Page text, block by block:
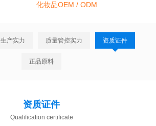
化妆品OEM / ODM
生产实力 质量管控实力 资质证件
正品原料
资质证件
Qualification certificate